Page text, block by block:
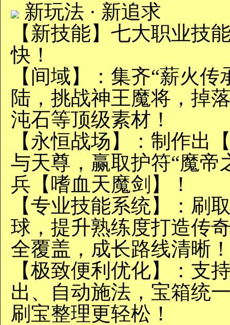
新玩法 · 新追求
【新技能】‌七大职业技
快！
【间域】‌：集齐“薪火
陆，挑战神王魔将，掉
沌石‌等顶级素材！
【永恒战场】‌：制作出
与天尊，赢取‌护符“魔帝
兵【嗜血天魔剑】！
【专业技能系统】‌：刷
球，提升熟练度打造传
全覆盖，成长路线清晰
【极致便利优化】‌：支
出、自动施法‌，宝箱统‌
刷宝整理更轻松！